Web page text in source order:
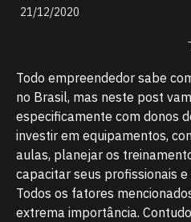
21/12/2020
Todo empreendedor sabe
no Brasil, mas neste post
especificamente com donos
investir em equipamentos,
aulas, planejar os
capacitar seus profissionais
Todos os fatores
extrema importância.